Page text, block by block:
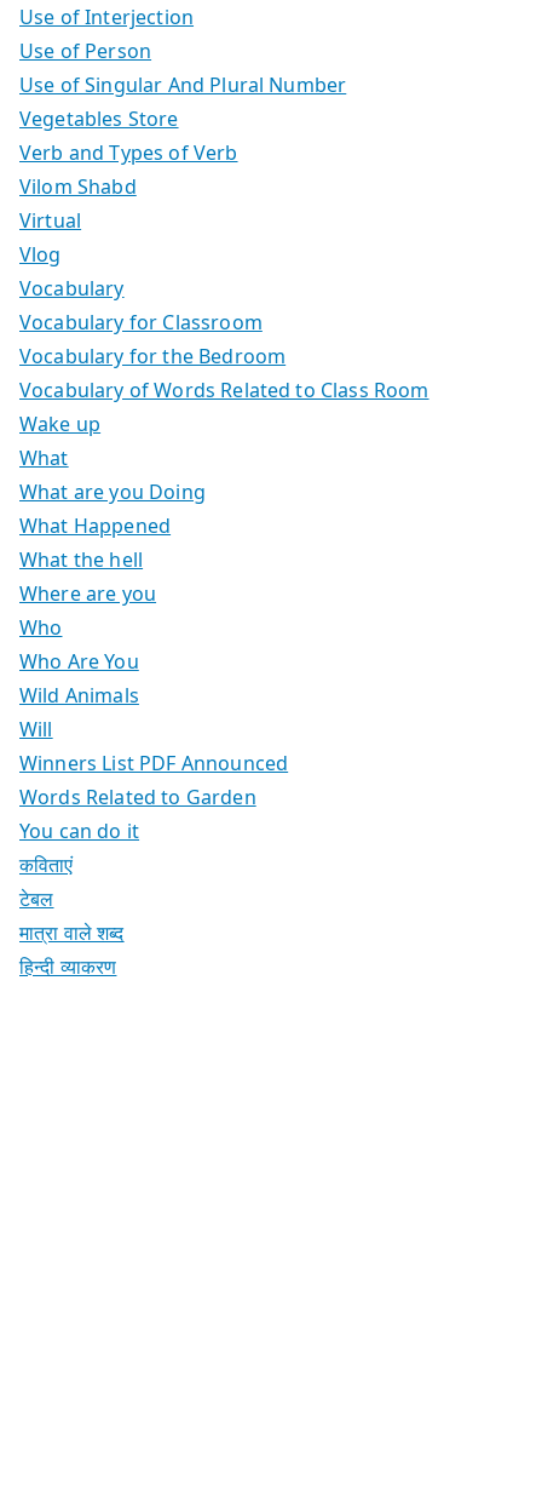
Use of Interjection
Use of Person
Use of Singular And Plural Number
Vegetables Store
Verb and Types of Verb
Vilom Shabd
Virtual
Vlog
Vocabulary
Vocabulary for Classroom
Vocabulary for the Bedroom
Vocabulary of Words Related to Class Room
Wake up
What
What are you Doing
What Happened
What the hell
Where are you
Who
Who Are You
Wild Animals
Will
Winners List PDF Announced
Words Related to Garden
You can do it
कविताएं
टेबल
मात्रा वाले शब्द
हिन्दी व्याकरण